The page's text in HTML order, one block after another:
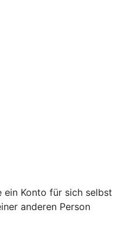
ein Konto für sich selbst
anderen Person